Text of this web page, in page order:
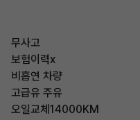
무사고
보험이력x
비흡연 차량
고급유 주유
오일교체14000KM